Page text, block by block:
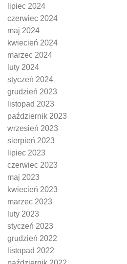
lipiec 2024
czerwiec 2024
maj 2024
kwiecień 2024
marzec 2024
luty 2024
styczeń 2024
grudzień 2023
listopad 2023
październik 2023
wrzesień 2023
sierpień 2023
lipiec 2023
czerwiec 2023
maj 2023
kwiecień 2023
marzec 2023
luty 2023
styczeń 2023
grudzień 2022
listopad 2022